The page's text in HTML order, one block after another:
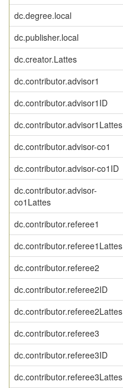
dc.degree.local
dc.publisher.local
dc.creator.Lattes
dc.contributor.advisor1
dc.contributor.advisor1ID
dc.contributor.advisor1Lattes
dc.contributor.advisor-co1
dc.contributor.advisor-co1ID
dc.contributor.advisor-
co1Lattes
dc.contributor.referee1
dc.contributor.referee1Lattes
dc.contributor.referee2
dc.contributor.referee2ID
dc.contributor.referee2Lattes
dc.contributor.referee3
dc.contributor.referee3ID
dc.contributor.referee3Lattes